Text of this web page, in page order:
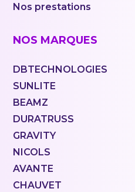
Nos prestations
NOS MARQUES
DBTECHNOLOGIES
SUNLITE
BEAMZ
DURATRUSS
GRAVITY
NICOLS
AVANTE
CHAUVET